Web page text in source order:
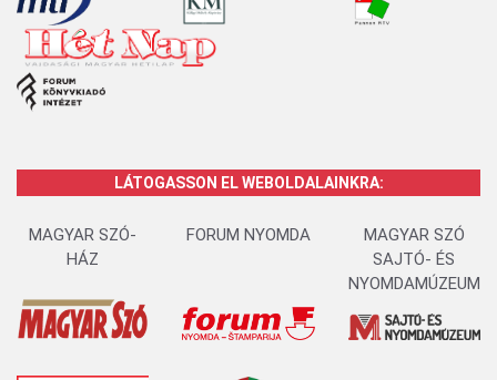
LÁTOGASSON EL WEBOLDALAINKRA:
MAGYAR SZÓ-
HÁZ
FORUM NYOMDA
MAGYAR SZÓ
SAJTÓ- ÉS
NYOMDAMÚZEUM